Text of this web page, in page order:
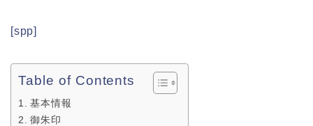
[spp]
Table of Contents
基本情報
御朱印